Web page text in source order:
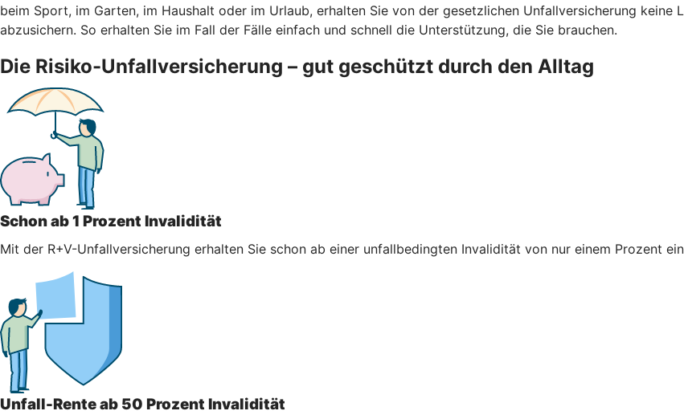
beim Sport, im Garten, im Haushalt oder im Urlaub, erhalten Sie von der gesetzlichen Unfallversicherung keine
abzusichern. So erhalten Sie im Fall der Fälle einfach und schnell die Unterstützung, die Sie brauchen.
Die Risiko-Unfallversicherung – gut geschützt durch den Alltag
Schon ab 1 Prozent Invalidität
Mit der R+V-Unfallversicherung erhalten Sie schon ab einer unfallbedingten Invalidität von nur einem Prozent
Unfall-Rente ab 50 Prozent Invalidität